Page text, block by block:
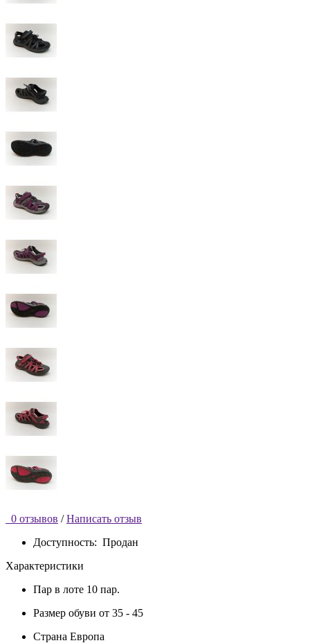
0 отзывов / Написать отзыв
Доступность: Продан
Характеристики
Пар в лоте 10 пар.
Размер обуви от 35 - 45
Страна Европа